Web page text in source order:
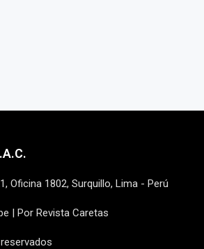
Oficina 1802, Surquillo, Lima - Perú
| Por Revista Caretas